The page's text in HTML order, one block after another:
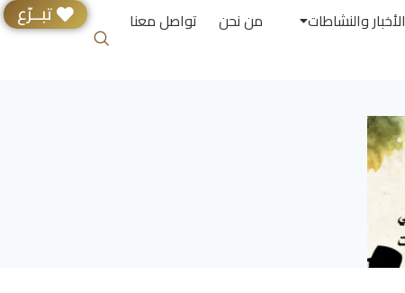
الأخبار والنشاطات من نحن تواصل معنا تبــرّع